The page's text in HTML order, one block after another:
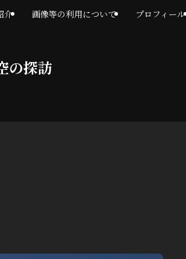
の探訪
介 画像等の利用について プロフィール